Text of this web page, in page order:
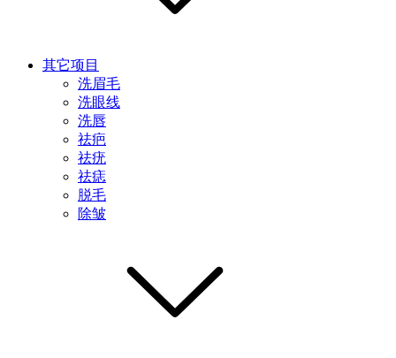
其它项目
洗眉毛
洗眼线
洗唇
祛疤
祛疣
祛痣
脱毛
除皱